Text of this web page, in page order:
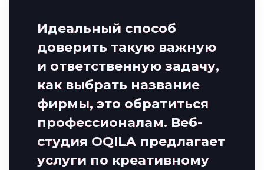
Идеальный способ
доверить такую важную
и ответственную задачу,
как выбрать название
фирмы, это обратиться
профессионалам. Веб-
студия OQILA предлагает
услуги по креативному